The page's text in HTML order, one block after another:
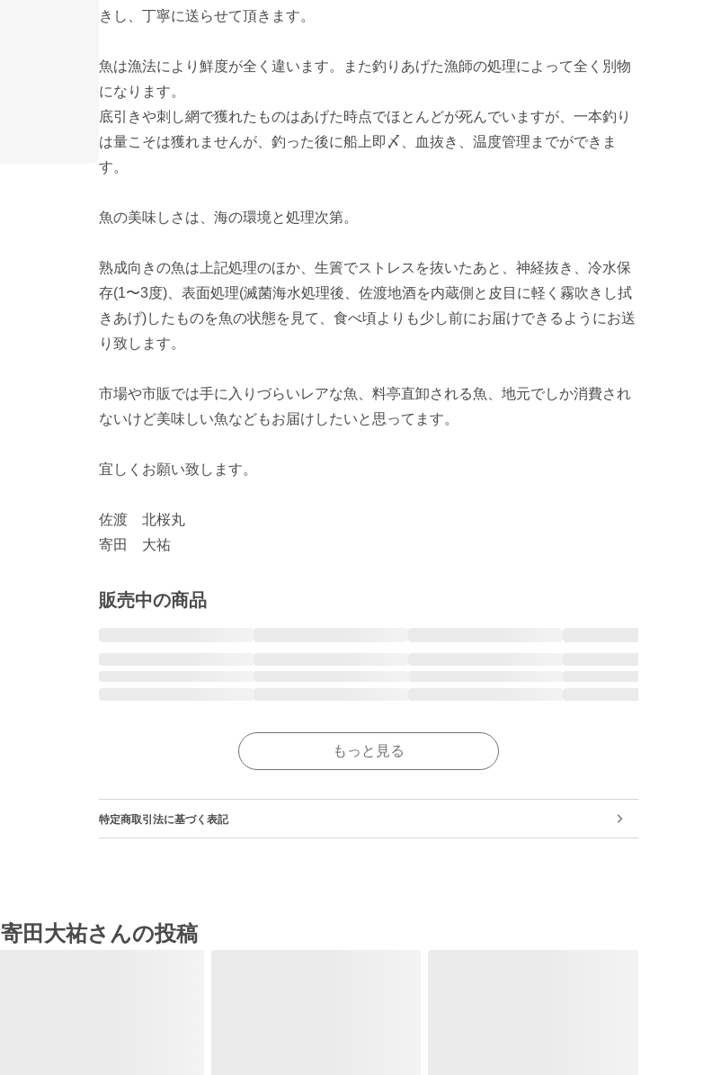
きし、丁寧に送らせて頂きます。
魚は漁法により鮮度が全く違います。また釣りあげた漁師の処理によって全く別物
になります。
底引きや刺し網で獲れたものはあげた時点でほとんどが死んでいますが、一本釣り
は量こそは獲れませんが、釣った後に船上即〆、血抜き、温度管理までができま
す。
魚の美味しさは、海の環境と処理次第。
熟成向きの魚は上記処理のほか、生簀でストレスを抜いたあと、神経抜き、冷水保
存(1〜3度)、表面処理(滅菌海水処理後、佐渡地酒を内蔵側と皮目に軽く霧吹きし拭
きあげ)したものを魚の状態を見て、食べ頃よりも少し前にお届けできるようにお送
り致します。
市場や市販では手に入りづらいレアな魚、料亭直卸される魚、地元でしか消費され
ないけど美味しい魚などもお届けしたいと思ってます。
宜しくお願い致します。
佐渡　北桜丸
販売中の商品
もっと見る
特定商取引法に基づく表記
寄田大祐さんの投稿